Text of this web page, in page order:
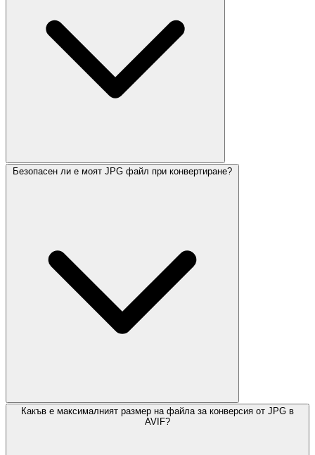
Безопасен ли е моят JPG файл при конвертиране?
Какъв е максималният размер на файла за конверсия от JPG в
AVIF?